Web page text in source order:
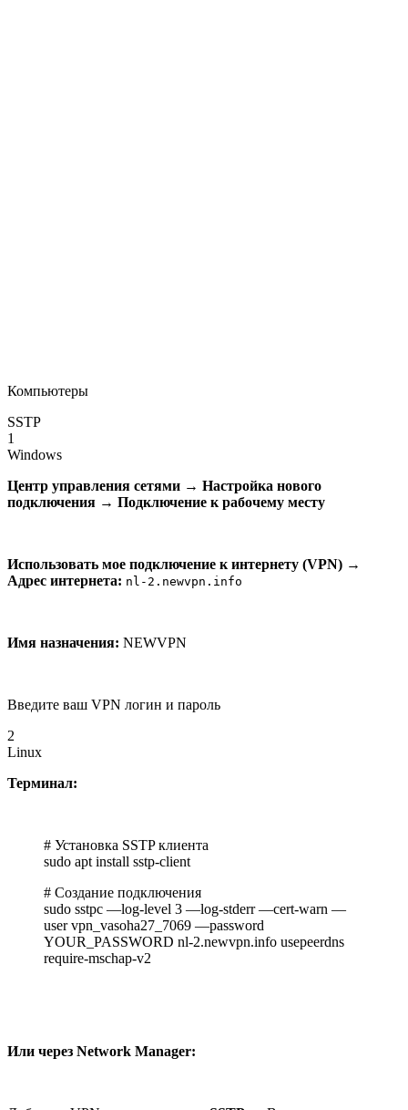
Компьютеры
SSTP
1
Windows
Центр управления сетями → Настройка нового
подключения → Подключение к рабочему месту
Использовать мое подключение к интернету (VPN) →
Адрес интернета: nl-2.newvpn.info
Имя назначения: NEWVPN
Введите ваш VPN логин и пароль
2
Linux
Терминал:
# Установка SSTP клиента
sudo apt install sstp-client
# Создание подключения
sudo sstpc —log-level 3 —log-stderr —cert-warn —
user vpn_vasoha27_7069 —password
YOUR_PASSWORD nl-2.newvpn.info usepeerdns
require-mschap-v2
Или через Network Manager: